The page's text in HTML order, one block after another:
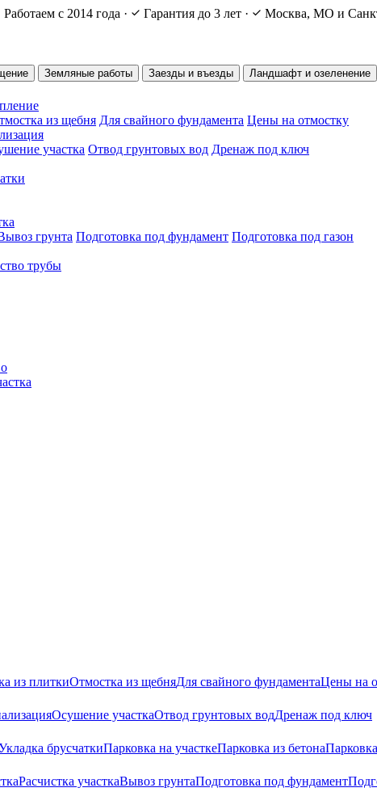
Работаем с 2014 года · Гарантия до 3 лет · Москва, МО и
Земляные работы Заезды и въезды Ландшафт и озеленение
из щебня Для свайного фундамента Цены на отмостку
участка Отвод грунтовых вод Дренаж под ключ
грунта Подготовка под фундамент Подготовка под газон
трубы
из плиткиОтмостка из щебняДля свайного фундаментаЦены на
Осушение участкаОтвод грунтовых водДренаж под ключ
брусчаткиПарковка на участкеПарковка из бетона
Расчистка участкаВывоз грунтаПодготовка под фундамент